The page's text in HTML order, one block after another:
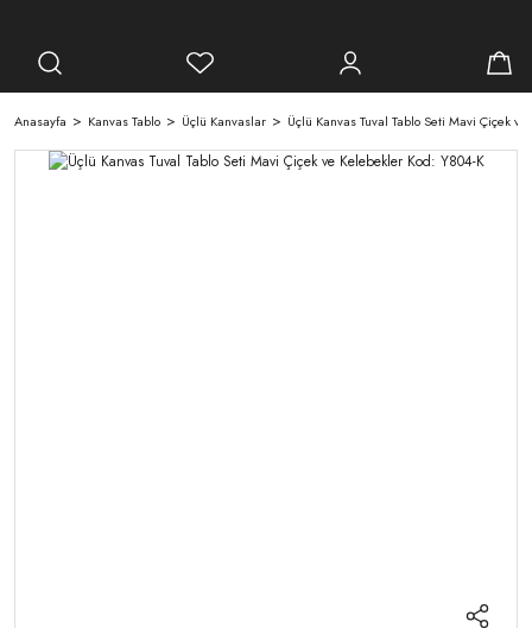
Anasayfa Kanvas Tablo Üçlü Kanvaslar Üçlü Kanvas Tuval Tablo Seti Mavi Çiçek